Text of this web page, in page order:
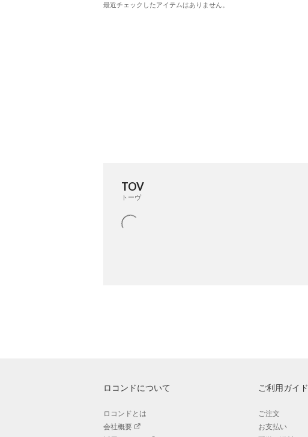
最近チェックしたアイテムはありません。
TOV
トーヴ
ロコンドについて
ロコンドとは
会社概要
ご利用ガイド
ご注文
お支払い